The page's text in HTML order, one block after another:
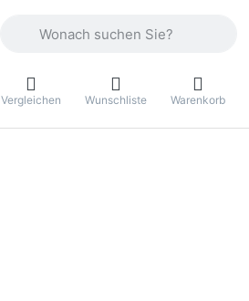
Vergleichen Wunschliste Warenkorb